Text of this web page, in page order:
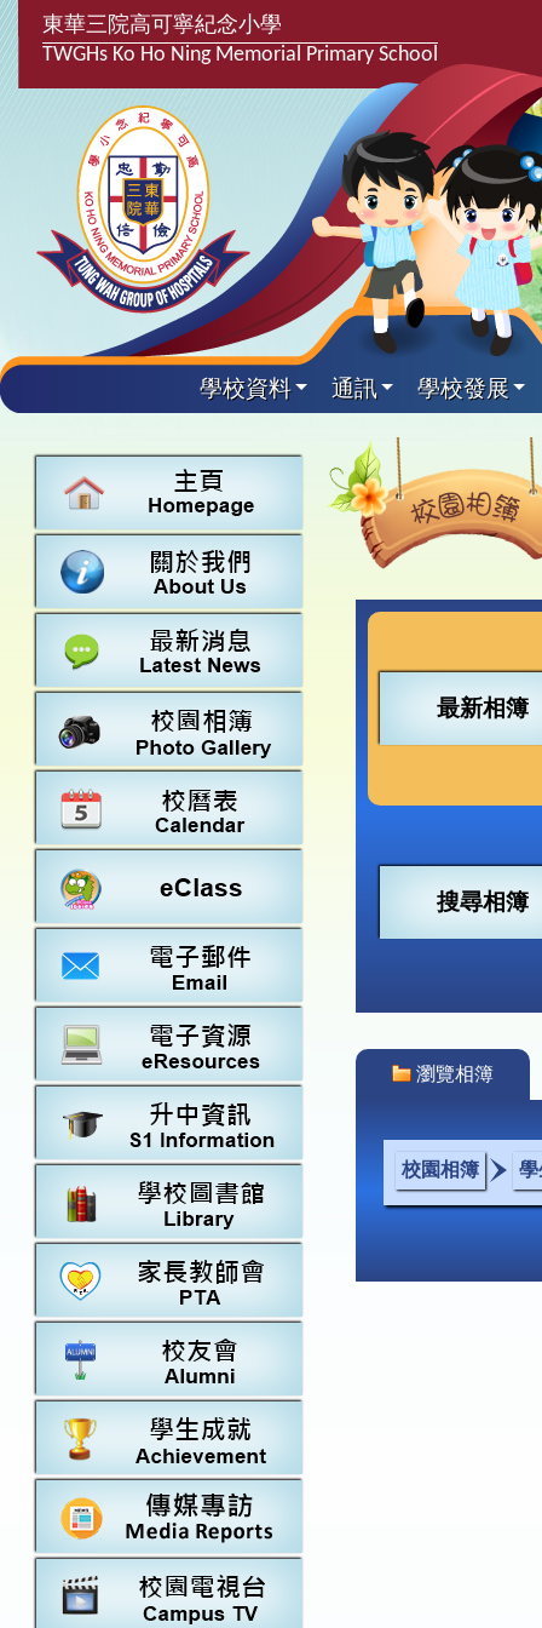
東華三院高可寧紀念小學
TWGHs Ko Ho Ning Memorial Primary School
學校資料 通訊 學校發展
關於
學校資料
校長的話
行政架構
學校設施
學校
最新消息
學校發
計劃,報告及
主要
中文
英文
常識
學生
學生支援組
言語能力提
興趣及
課後興趣班
校隊活動
學生得
25-26得獎
24-25得獎
22-23得獎
20-21得獎
校園
校園相簿
校園電台
學校附
家長教師會
校友會